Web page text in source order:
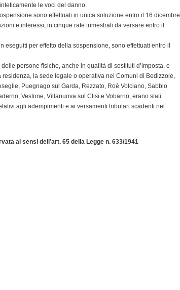
le voci del danno.
sono effettuati in unica soluzione entro il 16 dicembre
e interessi, in cinque rate trimestrali da versare entro il
eseguiti per effetto della sospensione, sono effettuati entro il
persone fisiche, anche in qualità di sostituti d’imposta, e
la sede legale o operativa nei Comuni di Bedizzole,
Puegnago sul Garda, Rezzato, Roè Volciano, Sabbio
Vestone, Villanuova sul Clisi e Vobarno, erano stati
agli adempimenti e ai versamenti tributari scadenti nel
ai sensi dell’art. 65 della Legge n. 633/1941